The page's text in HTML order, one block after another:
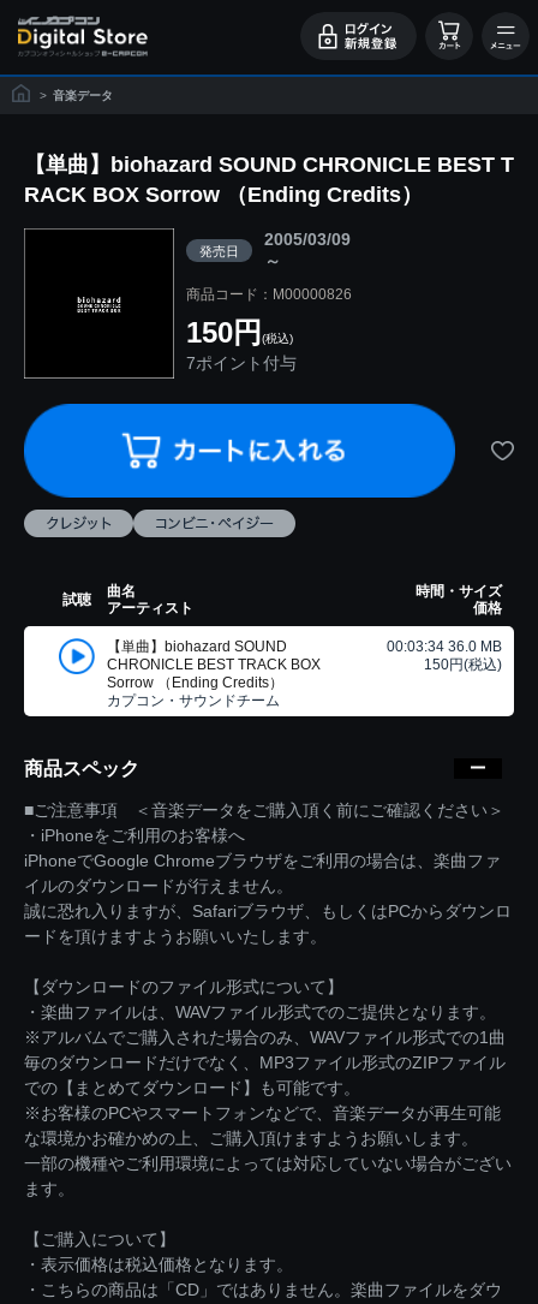
> 音楽データ
【単曲】biohazard SOUND CHRONICLE BEST T
RACK BOX Sorrow （Ending Credits）
発売日
2005/03/09
～
商品コード：M00000826
150円 (税込)
7ポイント付与
試聴
曲名
アーティスト
時間・サイズ
価格
【単曲】biohazard SOUND
CHRONICLE BEST TRACK BOX
Sorrow （Ending Credits）
カプコン・サウンドチーム
00:03:34 36.0 MB
150円(税込)
商品スペック
■ご注意事項 ＜音楽データをご購入頂く前にご確認ください＞
・iPhoneをご利用のお客様へ
iPhoneでGoogle Chromeブラウザをご利用の場合は、楽曲ファ
イルのダウンロードが行えません。
誠に恐れ入りますが、Safariブラウザ、もしくはPCからダウンロ
ードを頂けますようお願いいたします。
【ダウンロードのファイル形式について】
・楽曲ファイルは、WAVファイル形式でのご提供となります。
※アルバムでご購入された場合のみ、WAVファイル形式での1曲
毎のダウンロードだけでなく、MP3ファイル形式のZIPファイル
での【まとめてダウンロード】も可能です。
※お客様のPCやスマートフォンなどで、音楽データが再生可能
な環境かお確かめの上、ご購入頂けますようお願いします。
一部の機種やご利用環境によっては対応していない場合がござい
ます。
【ご購入について】
・表示価格は税込価格となります。
・こちらの商品は「CD」ではありません。楽曲ファイルをダウ